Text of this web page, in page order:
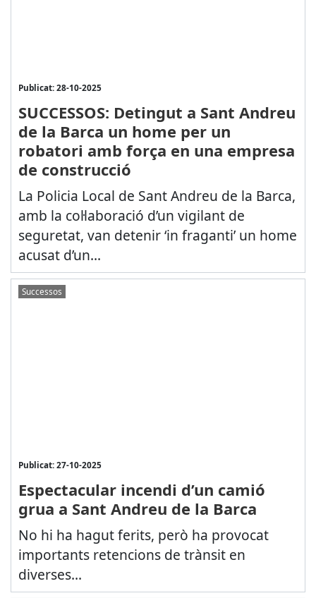
Publicat: 28-10-2025
SUCCESSOS: Detingut a Sant Andreu
de la Barca un home per un
robatori amb força en una empresa
de construcció
La Policia Local de Sant Andreu de la Barca,
amb la col·laboració d’un vigilant de
seguretat, van detenir ‘in fraganti’ un home
acusat d’un...
Successos
Publicat: 27-10-2025
Espectacular incendi d’un camió
grua a Sant Andreu de la Barca
No hi ha hagut ferits, però ha provocat
importants retencions de trànsit en
diverses...